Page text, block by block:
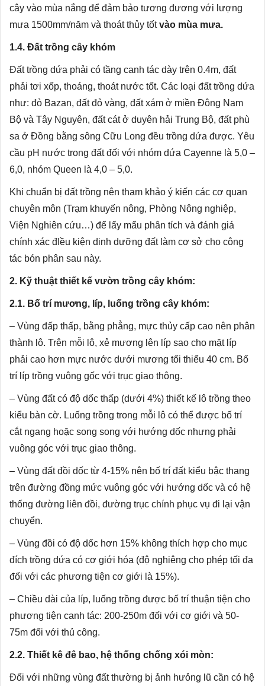
cây vào mùa nắng để đảm bảo tương đương với lượng
mưa 1500mm/năm và thoát thủy tốtvào mùa mưa.
1.4. Đất trồng cây khóm
Đất trồng dứa phải có tầng canh tác dày trên 0.4m, đất
phải tơi xốp, thoáng, thoát nước tốt. Các loại đất trồng dứa
như: đỏ Bazan, đất đỏ vàng, đất xám ở miền Đông Nam
Bộ và Tây Nguyên, đất cát ở duyên hải Trung Bộ, đất phù
sa ở Đồng bằng sông Cữu Long đều trồng dứa được. Yêu
cầu pH nước trong đất đối với nhóm dứa Cayenne là 5,0 –
6,0, nhóm Queen là 4,0 – 5,0.
Khi chuẩn bị đất trồng nên tham khảo ý kiến các cơ quan
chuyên môn (Trạm khuyến nông, Phòng Nông nghiệp,
Viện Nghiên cứu…) để lấy mẩu phân tích và đánh giá
chính xác đIều kiện dinh dưỡng đất làm cơ sở cho công
tác bón phân sau này.
2. Kỹ thuật thiết kế vườn trồng cây khóm:
2.1. Bố trí mương, líp, luống trồng cây khóm:
– Vùng đấp thấp, bằng phẳng, mực thủy cấp cao nên phân
thành lô. Trên mỗi lô, xẻ mương lên líp sao cho mặt líp
phải cao hơn mực nước dưới mương tối thiểu 40 cm. Bố
trí líp trồng vuông gốc với trục giao thông.
– Vùng đất có độ dốc thấp (dưới 4%) thiết kế lô trồng theo
kiểu bàn cờ. Luống trồng trong mỗi lô có thể được bố trí
cắt ngang hoặc song song với hướng dốc nhưng phải
vuông góc với trục giao thông.
– Vùng đất đồi dốc từ 4-15% nên bố trí đất kiểu bậc thang
trên đường đồng mức vuông góc với hướng dốc và có hệ
thống đường liên đồi, đường trục chính phục vụ đi lại vận
chuyển.
– Vùng đồi có độ dốc hơn 15% không thích hợp cho mục
đích trồng dứa có cơ giới hóa (độ nghiêng cho phép tối đa
đối với các phương tiện cơ giới là 15%).
– Chiều dài của líp, luống trồng được bố trí thuận tiện cho
phương tiện canh tác: 200-250m đối với cơ giới và 50-
75m đối với thủ công.
2.2. Thiết kê đê bao, hệ thống chống xói mòn:
Đối với những vùng đất thường bị ảnh hưỏng lũ cần có hệ